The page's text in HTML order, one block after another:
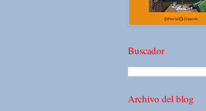
Buscador
Archivo del blog